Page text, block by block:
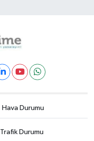
Hava Durumu
Trafik Durumu